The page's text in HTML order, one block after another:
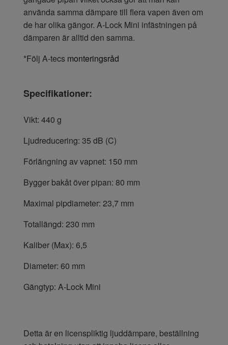
använda samma dämpare till flera vapen även om
de har olika gängor. A-Lock Mini infästningen på
dämparen är alltid den samma.
*Följ A-tecs monteringsråd
Specifikationer:
Vikt: 440 g
Ljudreducering: 35 dB (C)
Förlängning av vapnet: 150 mm
Bygger bakåt över pipan: 80 mm
Maximal pipdiameter: 23,7 mm
Totallängd: 230 mm
Kaliber (Max): 6,5
Diameter: 60 mm
Gängtyp: A-Lock Mini
Detta är en licenspliktig ljuddämpare, beställning